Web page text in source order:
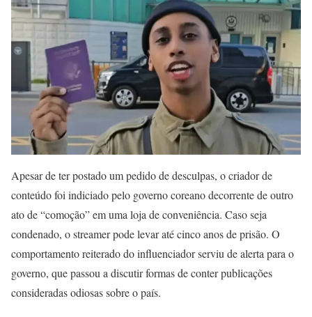
Apesar de ter postado um pedido de desculpas, o criador de
conteúdo foi indiciado pelo governo coreano decorrente de outro
ato de “comoção” em uma loja de conveniência. Caso seja
condenado, o streamer pode levar até cinco anos de prisão. O
comportamento reiterado do influenciador serviu de alerta para o
governo, que passou a discutir formas de conter publicações
consideradas odiosas sobre o país.